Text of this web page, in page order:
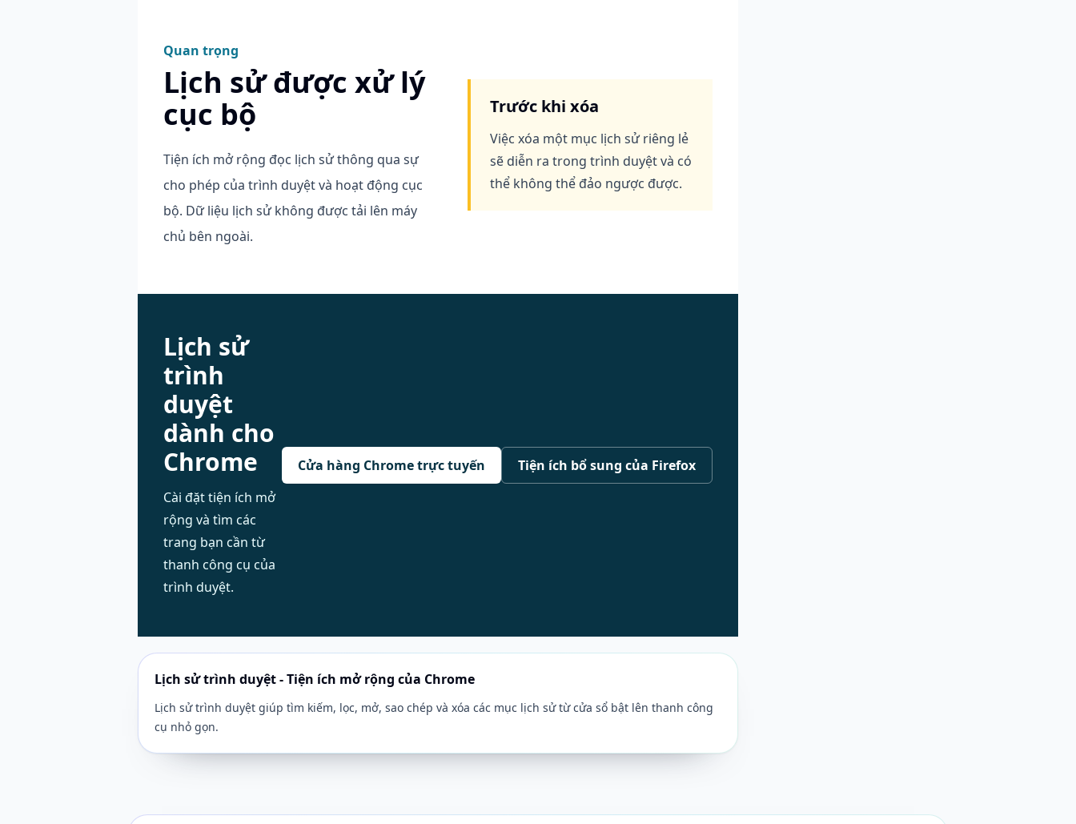
Quan trọng
Lịch sử được xử lý
cục bộ
Tiện ích mở rộng đọc lịch sử thông qua sự
cho phép của trình duyệt và hoạt động cục
bộ. Dữ liệu lịch sử không được tải lên máy
chủ bên ngoài.
Trước khi xóa
Việc xóa một mục lịch sử riêng lẻ
sẽ diễn ra trong trình duyệt và có
thể không thể đảo ngược được.
Lịch sử
trình
duyệt
dành cho
Chrome
Cài đặt tiện ích mở
rộng và tìm các
trang bạn cần từ
thanh công cụ của
trình duyệt.
Cửa hàng Chrome trực tuyến Tiện ích bổ sung của Firefox
Lịch sử trình duyệt - Tiện ích mở rộng của Chrome
Lịch sử trình duyệt giúp tìm kiếm, lọc, mở, sao chép và xóa các mục lịch sử từ cửa sổ bật lên thanh công
cụ nhỏ gọn.